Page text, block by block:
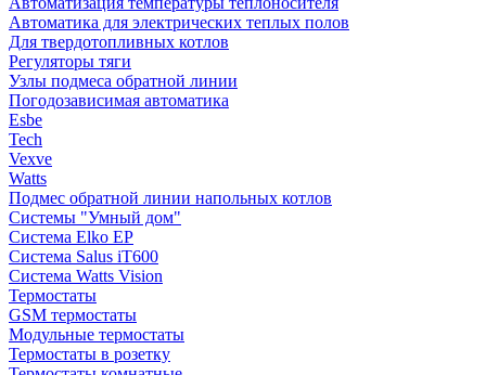
Автоматика для электрических теплых полов
Для твердотопливных котлов
Регуляторы тяги
Узлы подмеса обратной линии
Погодозависимая автоматика
Esbe
Tech
Vexve
Watts
Подмес обратной линии напольных котлов
Системы "Умный дом"
Система Elko EP
Система Salus iT600
Система Watts Vision
Термостаты
GSM термостаты
Модульные термостаты
Термостаты в розетку